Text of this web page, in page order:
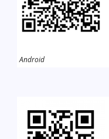
Android